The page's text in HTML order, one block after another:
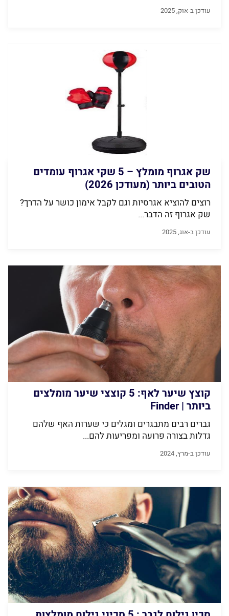
עודכן ב-אוק, 2025
שק אגרוף מומלץ – 5 שקי אגרוף עומדים
הטובים ביותר (מעודכן 2026)
רוצים להוציא אגרסיות וגם לקבל אימון כושר על הדרך?
שק אגרוף זה הדבר...
עודכן ב-אוג, 2025
קוצץ שיער לאף: 5 קוצצי שיער מומלצים
ביותר | Finder
גברים רבים מתבגרים ומגלים כי שערות האף שלהם
גדלות בצורה פרועה ומפריעות להם...
עודכן ב-מרץ, 2024